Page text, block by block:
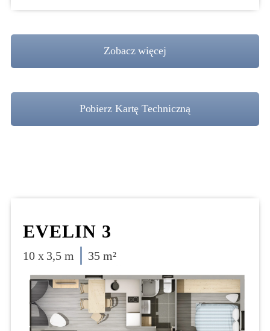
Zobacz więcej
Pobierz Kartę Techniczną
EVELIN 3
10 x 3,5 m 35 m²